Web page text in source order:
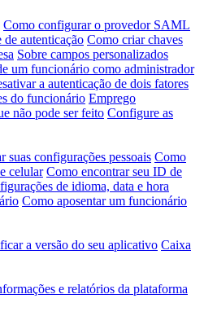
Como configurar o provedor SAML
de autenticação Como criar chaves
Sobre campos personalizados
um funcionário como administrador
a autenticação de dois fatores
do funcionário Emprego
não pode ser feito Configure as
suas configurações pessoais Como
celular Como encontrar seu ID de
de idioma, data e hora
Como aposentar um funcionário
a versão do seu aplicativo Caixa
e relatórios da plataforma